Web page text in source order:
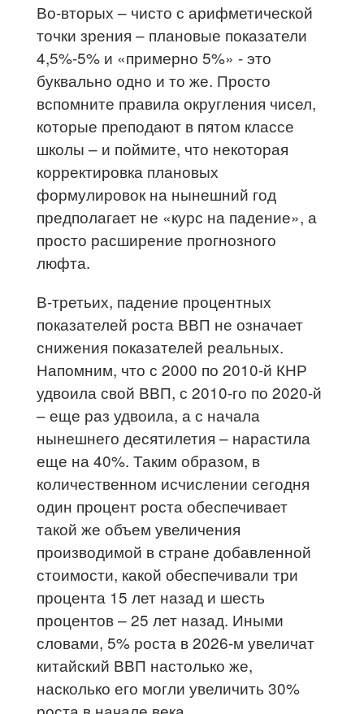
Во-вторых – чисто с арифметической
точки зрения – плановые показатели
4,5%-5% и «примерно 5%» - это
буквально одно и то же. Просто
вспомните правила округления чисел,
которые преподают в пятом классе
школы – и поймите, что некоторая
корректировка плановых
формулировок на нынешний год
предполагает не «курс на падение», а
просто расширение прогнозного
люфта.
В-третьих, падение процентных
показателей роста ВВП не означает
снижения показателей реальных.
Напомним, что с 2000 по 2010-й КНР
удвоила свой ВВП, с 2010-го по 2020-й
– еще раз удвоила, а с начала
нынешнего десятилетия – нарастила
еще на 40%. Таким образом, в
количественном исчислении сегодня
один процент роста обеспечивает
такой же объем увеличения
производимой в стране добавленной
стоимости, какой обеспечивали три
процента 15 лет назад и шесть
процентов – 25 лет назад. Иными
словами, 5% роста в 2026-м увеличат
китайский ВВП настолько же,
насколько его могли увеличить 30%